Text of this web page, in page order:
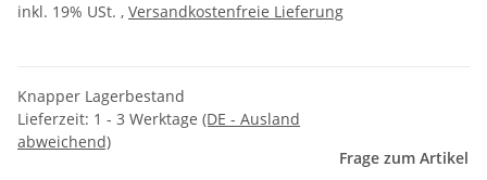
inkl. 19% USt. , Versandkostenfreie Lieferung
Knapper Lagerbestand
Lieferzeit: 1 - 3 Werktage (DE - Ausland
abweichend)
Frage zum Artikel